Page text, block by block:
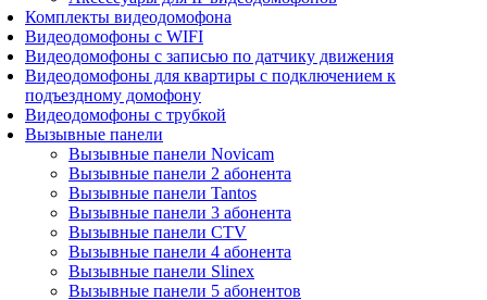
Комплекты видеодомофона
Видеодомофоны с WIFI
Видеодомофоны с записью по датчику движения
Видеодомофоны для квартиры с подключением к
подъездному домофону
Видеодомофоны с трубкой
Вызывные панели
Вызывные панели Novicam
Вызывные панели 2 абонента
Вызывные панели Tantos
Вызывные панели 3 абонента
Вызывные панели CTV
Вызывные панели 4 абонента
Вызывные панели Slinex
Вызывные панели 5 абонентов